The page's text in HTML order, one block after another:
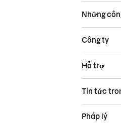
Những
Công ty
Hỗ trợ
Tin tức
Pháp lý